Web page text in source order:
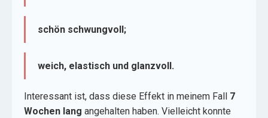
schön schwungvoll;
weich, elastisch und glanzvoll.
Interessant ist, dass diese Effekt in meinem Fall 7
Wochen lang angehalten haben. Vielleicht konnte